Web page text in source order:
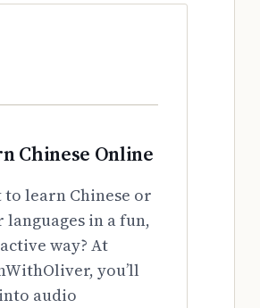
Chinese Online
to learn Chinese or
languages in a fun,
way? At
you’ll
audio